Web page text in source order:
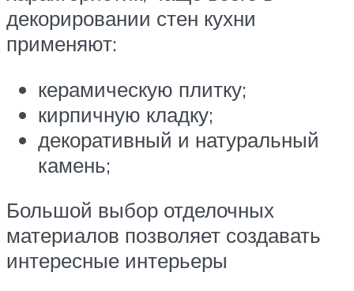
декорировании стен кухни
применяют:
керамическую плитку;
кирпичную кладку;
декоративный и натуральный
камень;
Большой выбор отделочных
материалов позволяет создавать
интересные интерьеры